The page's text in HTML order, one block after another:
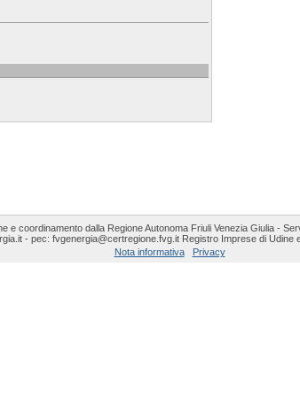
e coordinamento dalla Regione Autonoma Friuli Venezia Giulia -
- pec: fvgenergia@certregione.fvg.it Registro Imprese di Udine
Nota informativa Privacy